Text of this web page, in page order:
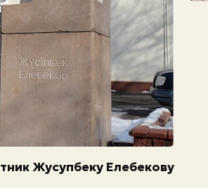
Жусупбеку Елебекову